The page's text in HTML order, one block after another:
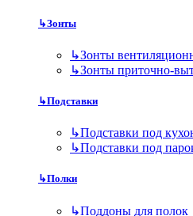
↳Зонты
↳Зонты
↳Зонты приточно-
↳Подставки
↳Подставки под
↳Подставки под
↳Полки
↳Поддоны для полок